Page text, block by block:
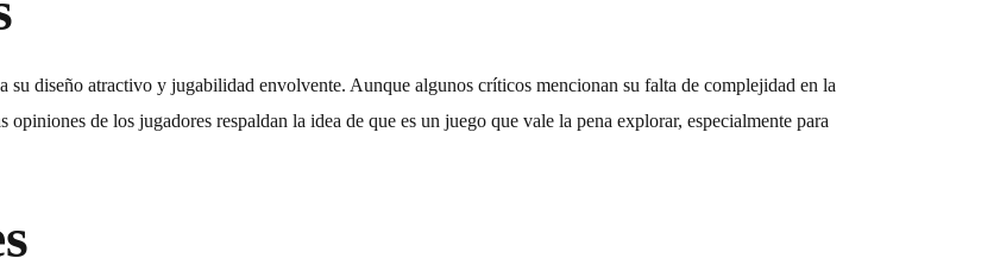
su diseño atractivo y jugabilidad envolvente. Aunque algunos críticos mencionan su falta de complejidad en la
opiniones de los jugadores respaldan la idea de que es un juego que vale la pena explorar, especialmente para